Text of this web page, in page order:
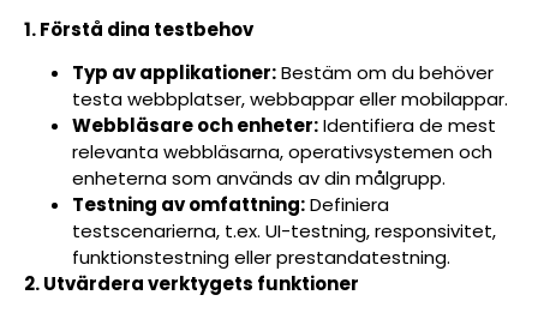
1. Förstå dina testbehov
Typ av applikationer:Bestäm om du behöver
testa webbplatser, webbappar eller mobilappar.
Webbläsare och enheter:Identifiera de mest
relevanta webbläsarna, operativsystemen och
enheterna som används av din målgrupp.
Testning av omfattning:Definiera
testscenarierna, t.ex. UI-testning, responsivitet,
funktionstestning eller prestandatestning.
2. Utvärdera verktygets funktioner